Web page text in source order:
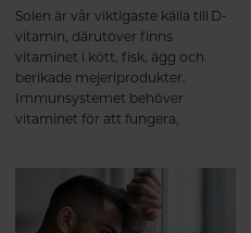
Solen är vår viktigaste källa till D-
vitamin, därutöver finns
vitaminet i kött, fisk, ägg och
berikade mejeriprodukter.
Immunsystemet behöver
vitaminet för att fungera,
D-vitamin och symptom på
depression. Här får du veta mer
om varför det är så viktigt att